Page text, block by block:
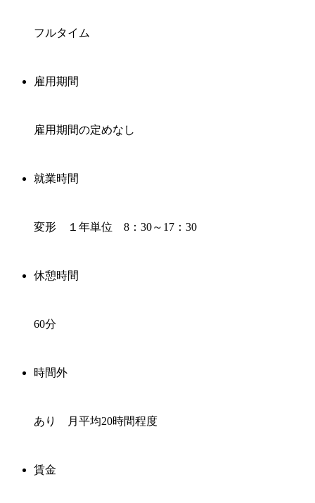
フルタイム
雇用期間
雇用期間の定めなし
就業時間
変形 １年単位 8：30～17：30
休憩時間
60分
時間外
あり 月平均20時間程度
賃金